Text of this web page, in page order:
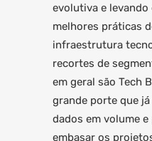
evolutiva e levando
melhores práticas
infraestrutura
recortes de
em geral são Tech
grande porte que
dados em volume
embasar os